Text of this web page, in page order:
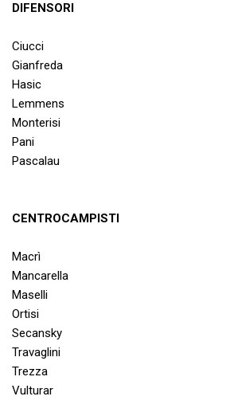
DIFENSORI
Ciucci
Gianfreda
Hasic
Lemmens
Monterisi
Pani
Pascalau
CENTROCAMPISTI
Macrì
Mancarella
Maselli
Ortisi
Secansky
Travaglini
Trezza
Vulturar